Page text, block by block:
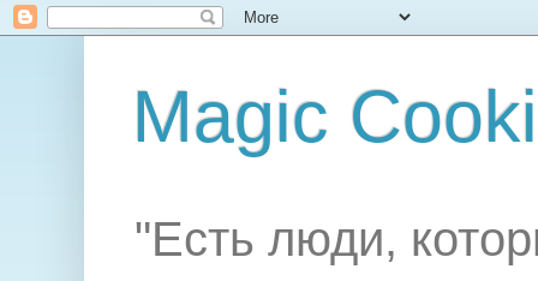
Magic
"Есть люди,